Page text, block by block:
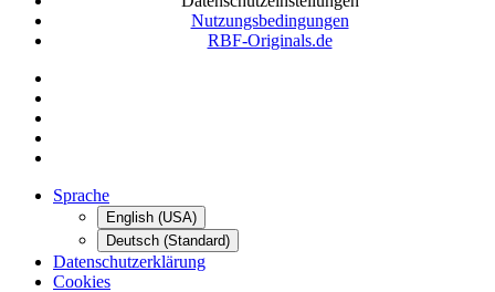
Nutzungsbedingungen
RBF-Originals.de
Sprache
English (USA)
Deutsch (Standard)
Datenschutzerklärung
Cookies